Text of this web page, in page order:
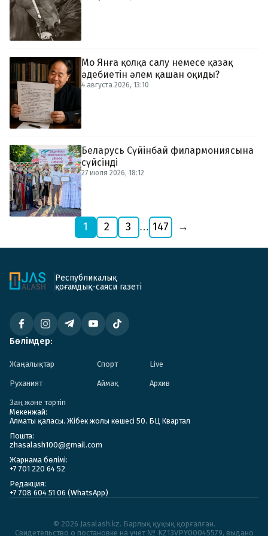
4 августа 2026, 13:10
Мо Янға қолқа салу немесе қазақ
әдебиетін әлем қашан оқиды?
27 июля 2026, 18:12
Беларусь Сүйінбай филармониясына
сүйсінді
1 2 3 … 147 →
Республикалық
қоғамдық-саяси газеті
Бөлімдер:
Жаңалықтар Спорт Live
Руханият Аймақ Архив
Заң және тәртіп
Мекенжай:
Алматы қаласы. Жібек жолы көшесі 50. БЦ Квартал
Пошта:
zhasalash100@gmail.com
Жарнама бөлімі:
+7 701 220 64 52
Редакция:
+7 708 604 51 06 (WhatsApp)
© 2026 Jasalash.kz. Барлық құқық қорғалған.
Cвидетельство о постановке на учет № KZ13VPY00045579, выдано